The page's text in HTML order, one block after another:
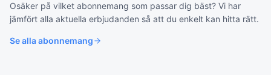
Osäker på vilket abonnemang som passar dig bäst? Vi har
jämfört alla aktuella erbjudanden så att du enkelt kan hitta rätt.
Se allaabonnemang